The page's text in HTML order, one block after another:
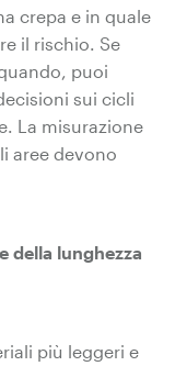
crepa e in quale
il rischio. Se
puoi
sui cicli
La misurazione
aree devono
della lunghezza
più leggeri e